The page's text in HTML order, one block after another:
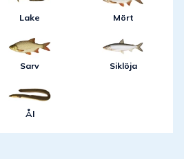
Lake Mört
Sarv Siklöja
Ål